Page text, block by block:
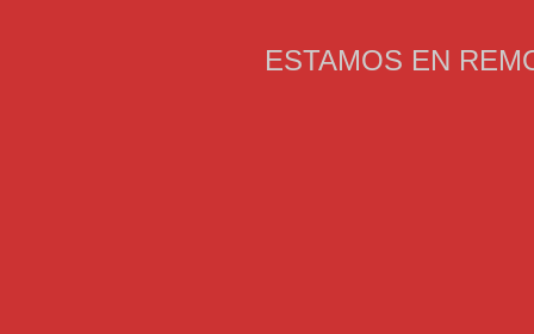
ESTAMOS EN